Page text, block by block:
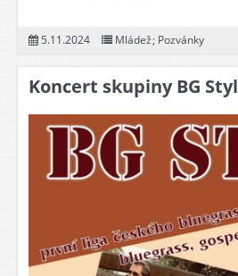
5.11.2024 Mládež; Pozvánky
Koncert skupiny BG Styl